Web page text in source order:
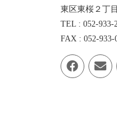
東区東桜２丁
TEL : 052-933-
FAX : 052-933-